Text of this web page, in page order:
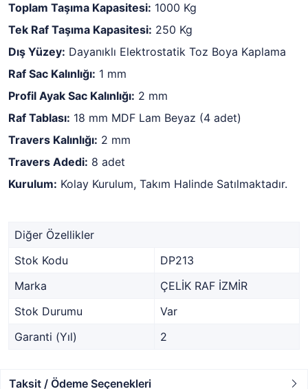
Toplam Taşıma Kapasitesi: 1000 Kg
Tek Raf Taşıma Kapasitesi: 250 Kg
Dış Yüzey: Dayanıklı Elektrostatik Toz Boya Kaplama
Raf Sac Kalınlığı: 1 mm
Profil Ayak Sac Kalınlığı: 2 mm
Raf Tablası: 18 mm MDF Lam Beyaz (4 adet)
Travers Kalınlığı: 2 mm
Travers Adedi: 8 adet
Kurulum: Kolay Kurulum, Takım Halinde Satılmaktadır.
Diğer Özellikler
Stok Kodu
DP213
Marka
ÇELİK RAF İZMİR
Stok Durumu
Var
Garanti (Yıl)
2
Taksit / Ödeme Seçenekleri